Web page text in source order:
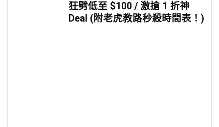
狂劈低至 $100 / 激搶 1 折神
Deal (附老虎教路秒殺時間表！)